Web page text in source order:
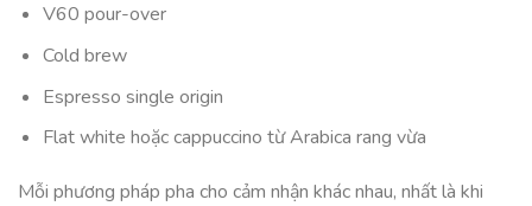
V60 pour-over
Cold brew
Espresso single origin
Flat white hoặc cappuccino từ Arabica rang vừa
Mỗi phương pháp pha cho cảm nhận khác nhau, nhất là khi